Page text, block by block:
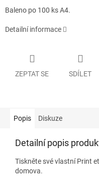
Baleno po 100 ks A4.
Detailní informace
ZEPTAT SE SDÍLET
Popis Diskuze
Detailní popis
Tiskněte své vlastní Print
domova.